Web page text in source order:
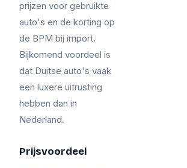
prijzen voor gebruikte
auto's en de korting op
de BPM bij import.
Bijkomend voordeel is
dat Duitse auto's vaak
een luxere uitrusting
hebben dan in
Nederland.
Prijsvoordeel